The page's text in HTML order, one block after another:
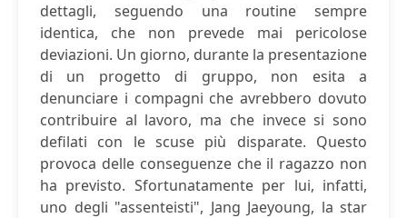
dettagli, seguendo una routine sempre
identica, che non prevede mai pericolose
deviazioni. Un giorno, durante la presentazione
di un progetto di gruppo, non esita a
denunciare i compagni che avrebbero dovuto
contribuire al lavoro, ma che invece si sono
defilati con le scuse più disparate. Questo
provoca delle conseguenze che il ragazzo non
ha previsto. Sfortunatamente per lui, infatti,
uno degli "assenteisti", Jang Jaeyoung, la star